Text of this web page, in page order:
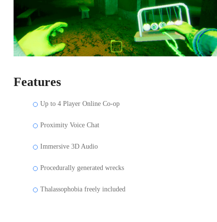
Features
Up to 4 Player Online Co-op
Proximity Voice Chat
Immersive 3D Audio
Procedurally generated wrecks
Thalassophobia freely included